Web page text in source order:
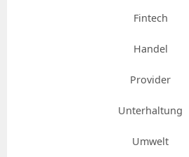
Fintech
Handel
Provider
Unterhaltung
Umwelt